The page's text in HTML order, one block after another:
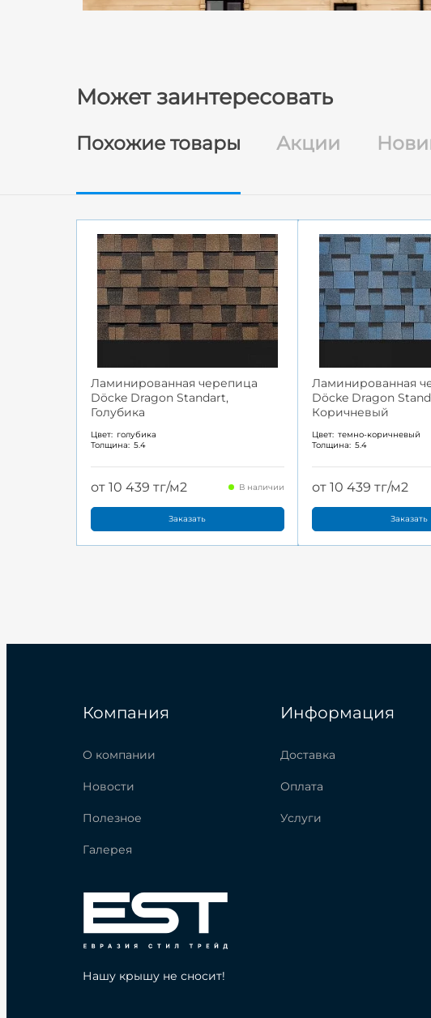
Может заинтересовать
Похожие товары Акции
Ламинированная черепица
Döcke Dragon Standart,
Голубика
Цвет: голубика
Толщина: 5.4
от 10 439 тг/м2 В наличии
Заказать
Ламинированная
Döcke Dragon
Коричневый
Цвет: темно-коричневый
Толщина: 5.4
от 10 439 тг/м2
Заказать
Компания
О компании
Новости
Полезное
Галерея
Информация
Доставка
Оплата
Услуги
Нашу крышу не сносит!